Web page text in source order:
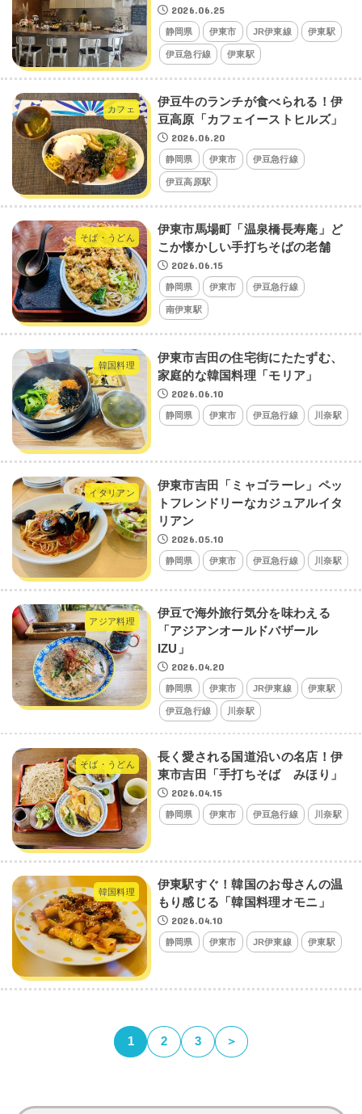
2026.06.25
静岡県 伊東市 JR伊東線 伊東駅
伊豆急行線 伊東駅
カフェ
伊豆牛のランチが食べられる！伊
豆高原「カフェイーストヒルズ」
2026.06.20
静岡県 伊東市 伊豆急行線
伊豆高原駅
そば・うどん
伊東市馬場町「温泉橋長寿庵」ど
こか懐かしい手打ちそばの老舗
2026.06.15
静岡県 伊東市 伊豆急行線
南伊東駅
韓国料理
伊東市吉田の住宅街にたたずむ、
家庭的な韓国料理「モリア」
2026.06.10
静岡県 伊東市 伊豆急行線 川奈駅
イタリアン
伊東市吉田「ミャゴラーレ」ペッ
トフレンドリーなカジュアルイタ
リアン
2026.05.10
静岡県 伊東市 伊豆急行線 川奈駅
アジア料理
伊豆で海外旅行気分を味わえる
「アジアンオールドバザール
IZU」
2026.04.20
静岡県 伊東市 JR伊東線 伊東駅
伊豆急行線 川奈駅
そば・うどん
長く愛される国道沿いの名店！伊
東市吉田「手打ちそば みほり」
2026.04.15
静岡県 伊東市 伊豆急行線 川奈駅
韓国料理
伊東駅すぐ！韓国のお母さんの温
もり感じる「韓国料理オモニ」
2026.04.10
静岡県 伊東市 JR伊東線 伊東駅
1 2 3 ＞